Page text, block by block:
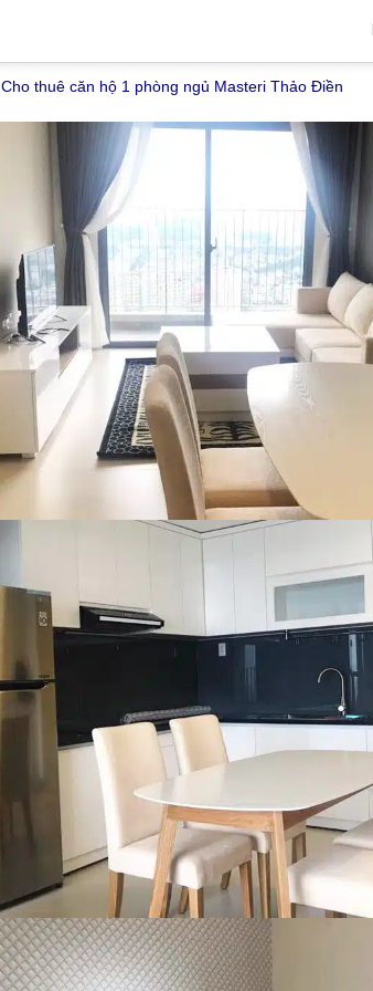
Cho thuê căn hộ 1 phòng ngủ Masteri Thảo Điền